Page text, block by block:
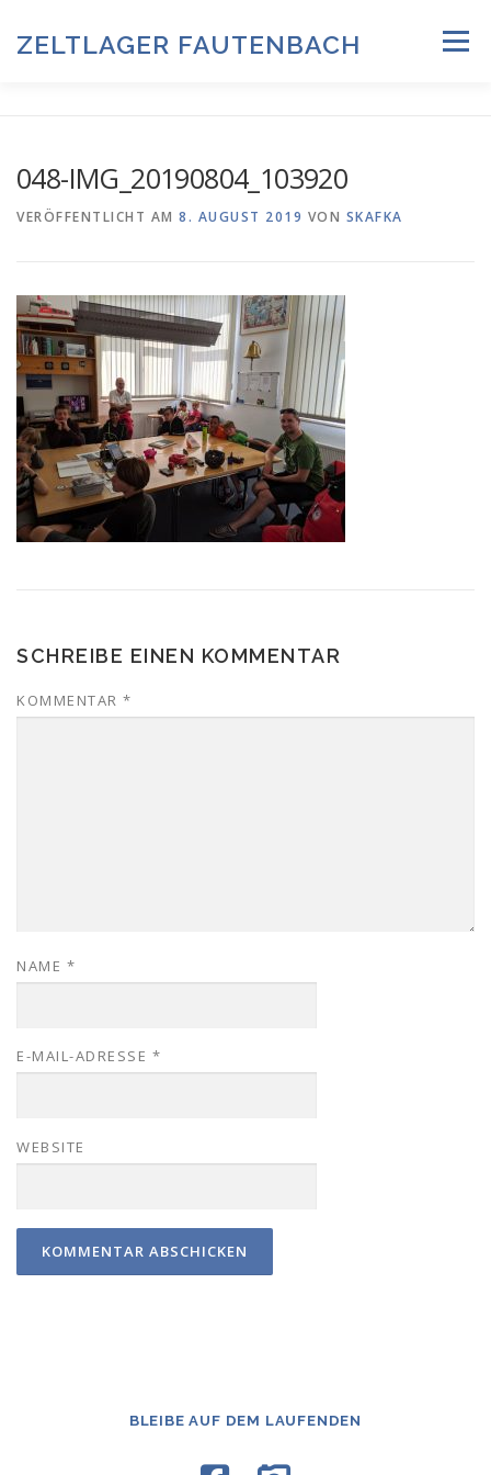
springen
ZELTLAGER FAUTENBACH Menü
HISTORIE & FOTOARCHIV
IMPRESSUM
048-IMG_20190804_103920
VERÖFFENTLICHT AM 8. AUGUST 2019 VON SKAFKA
SCHREIBE EINEN KOMMENTAR
KOMMENTAR *
NAME *
E-MAIL-ADRESSE *
WEBSITE
BLEIBE AUF DEM LAUFENDEN